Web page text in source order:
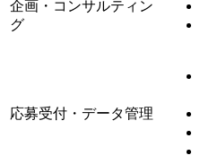
企画・コンサルティン
グ
応募受付・データ管理